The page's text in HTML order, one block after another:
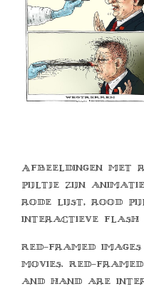
Afbeeldingen met
pijltje zijn
rode lijst, rood
interactieve flash
Red-framed
movies. Red-
and hand are